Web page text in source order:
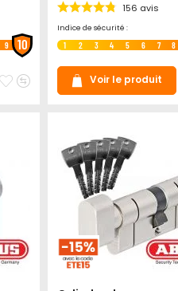
9 10
AjouterAjouter
156 avis
Indice de sécurité :
1 2 3 4 5 6 7 8
Voir le produit